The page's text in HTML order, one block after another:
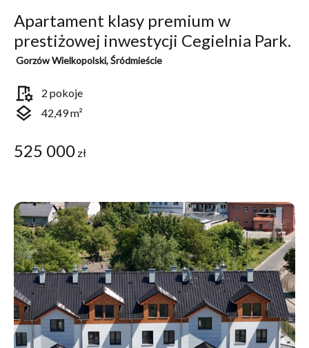
Apartament klasy premium w
prestiżowej inwestycji Cegielnia Park.
Gorzów Wielkopolski, Śródmieście
room_preferences 2 pokoje
layers 42,49 m²
525 000 zł